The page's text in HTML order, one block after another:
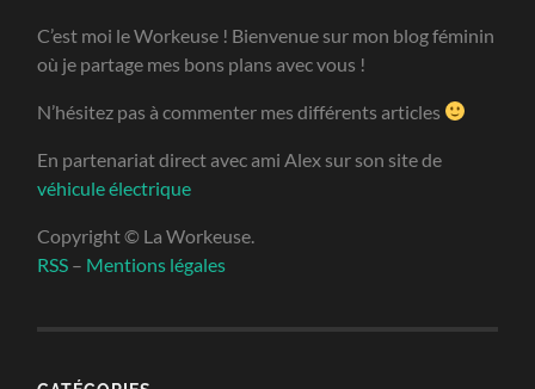
C’est moi le Workeuse ! Bienvenue sur mon blog féminin
où je partage mes bons plans avec vous !
N’hésitez pas à commenter mes différents articles
En partenariat direct avec ami Alex sur son site de
véhicule électrique
Copyright © La Workeuse.
RSS – Mentions légales